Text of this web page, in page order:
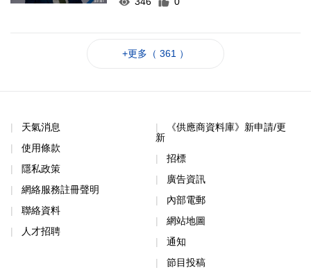
+更多（ 361 ）
天氣消息
使用條款
隱私政策
網絡服務註冊聲明
聯絡資料
人才招聘
《供應商資料庫》新申請/更
新
招標
廣告資訊
內部電郵
網站地圖
通知
節目投稿